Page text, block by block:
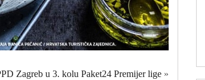
Zagreb u 3. kolu Paket24 Premijer lige »